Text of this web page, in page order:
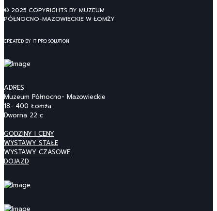
© 2025 COPYRIGHTS BY MUZEUM
PÓŁNOCNO-MAZOWIECKIE W ŁOMŻY
CREATED BY IT PRO SOLUTION
ADRES
Muzeum Północno- Mazowieckie
18- 400 Łomża
Dworna 22 c
GODZINY I CENY
WYSTAWY STAŁE
WYSTAWY CZASOWE
DOJAZD